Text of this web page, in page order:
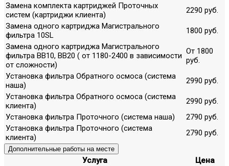
Замена комплекта картриджей Проточных
систем (картриджи клиента)
2290 руб.
Замена одного картриджа Магистрального
фильтра 10SL
1800 руб.
Замена одного картриджа Магистрального
фильтра ВВ10, ВВ20 ( от 1180-2400 в зависимости
от сложности)
От 1800
руб.
Установка фильтра Обратного осмоса (система
наша)
2990 руб.
Установка фильтра Обратного осмоса (система
клиента)
2990 руб.
Установка фильтра Проточного (система наша)
2790 руб.
Установка фильтра Проточного (система
клиента)
2790 руб.
Дополнительные работы на месте
Услуга
Цена